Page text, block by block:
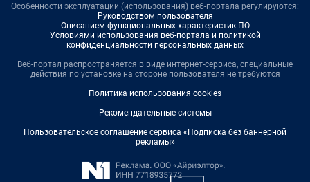
Особенности эксплуатации (использования) веб-портала регулируются:
Руководством пользователя
Описанием функциональных характеристик ПО
Условиями использования веб-портала и политикой
конфиденциальности персональных данных
Веб-портал распространяется в виде интернет-сервиса, специальные
действия по установке на стороне пользователя не требуются
Политика использования cookies
Рекомендательные системы
Пользовательское соглашение сервиса «Подписка без баннерной
рекламы»